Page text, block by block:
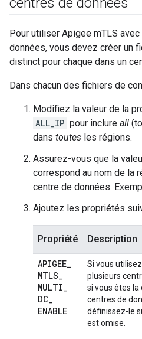
Pour utiliser Apigee mTLS
données, vous devez créer un
distinct pour chaque dans un
Dans chacun des fichiers de
Modifiez la valeur de la
ALL_IP pour inclure all
dans toutes les régions.
Assurez-vous que la
correspond au nom de la
centre de données.
Ajoutez les propriétés
Propriété Description
APIGEE_
MTLS_
MULTI_
DC_
ENABLE
Si vous
plusieurs
si vous êtes
centres de
définissez-le
est omise.